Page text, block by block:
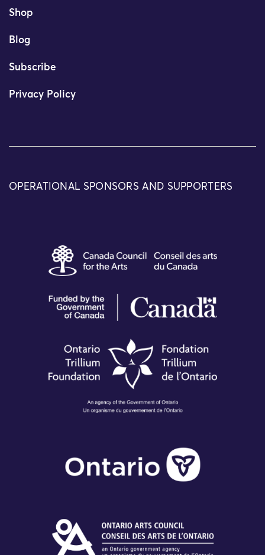
Shop
Blog
Subscribe
Privacy Policy
OPERATIONAL SPONSORS AND SUPPORTERS